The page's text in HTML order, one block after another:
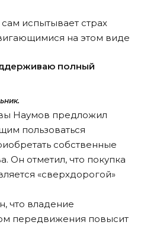
испытывает страх
на этом виде
полный
Наумов предложил
пользоваться
собственные
Он отметил, что покупка
«сверхдорогой»
что владение
передвижения повысит